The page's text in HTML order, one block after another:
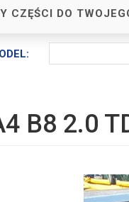
CZĘŚCI DO
B8 2.0